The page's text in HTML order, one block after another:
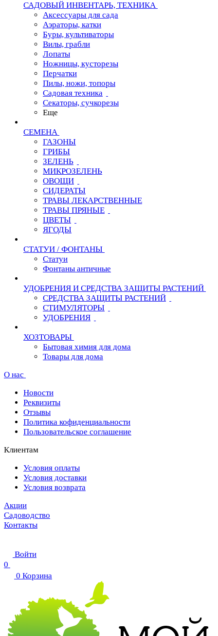
САДОВЫЙ ИНВЕНТАРЬ, ТЕХНИКА
Аксессуары для сада
Аэраторы, катки
Буры, культиваторы
Вилы, грабли
Лопаты
Ножницы, кусторезы
Перчатки
Пилы, ножи, топоры
Садовая техника
Секаторы, сучкорезы
Еще
СЕМЕНА
ГАЗОНЫ
ГРИБЫ
ЗЕЛЕНЬ
МИКРОЗЕЛЕНЬ
ОВОЩИ
СИДЕРАТЫ
ТРАВЫ ЛЕКАРСТВЕННЫЕ
ТРАВЫ ПРЯНЫЕ
ЦВЕТЫ
ЯГОДЫ
СТАТУИ / ФОНТАНЫ
Статуи
Фонтаны античные
УДОБРЕНИЯ И СРЕДСТВА ЗАЩИТЫ РАСТЕНИЙ
СРЕДСТВА ЗАЩИТЫ РАСТЕНИЙ
СТИМУЛЯТОРЫ
УДОБРЕНИЯ
ХОЗТОВАРЫ
Бытовая химия для дома
Товары для дома
О нас
Новости
Реквизиты
Отзывы
Политика кофиденциальности
Пользовательское соглашение
Клиентам
Условия оплаты
Условия доставки
Условия возврата
Акции
Садоводство
Контакты
Войти
0
0 Корзина